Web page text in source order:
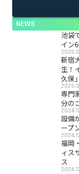
NEWS
池袋
イン
新宿
生！
久保」
専門
分の
設備
ープ
福岡
ィス
ス